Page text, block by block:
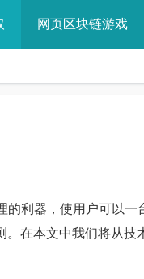
网页区块链游戏
的利器，使用户可以一
。在本文中我们将从技